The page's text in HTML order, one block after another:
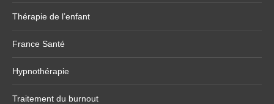
Thérapie de l’enfant
France Santé
Hypnothérapie
Traitement du burnout